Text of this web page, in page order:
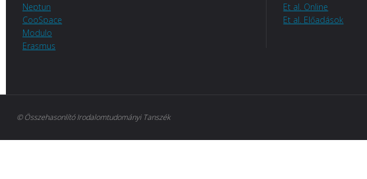
Neptun
CooSpace
Modulo
Erasmus
Et al. Online
Et al. Előadások
© Összehasonlító Irodalomtudományi Tanszék